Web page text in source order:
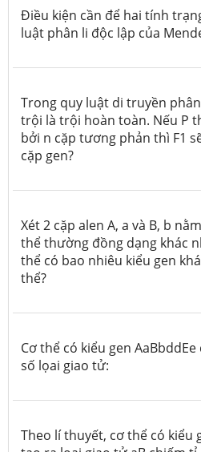
Điều kiện cần để hai tính
luật phân li độc lập của
Trong quy luật di truyền
trội là trội hoàn toàn. Nếu P
bởi n cặp tương phản thì F1
cặp gen?
Xét 2 cặp alen A, a và B, b
thể thường đồng dạng khác
thể có bao nhiêu kiểu gen
thể?
Cơ thể có kiểu gen
số lọai giao tử:
Theo lí thuyết, cơ thể có kiểu